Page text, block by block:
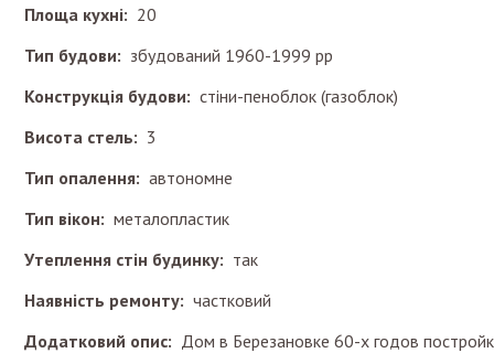
Площа кухні: 20
Тип будови: збудований 1960-1999 рр
Конструкція будови: стіни-пеноблок (газоблок)
Висота стель: 3
Тип опалення: автономне
Тип вікон: металопластик
Утеплення стін будинку: так
Наявність ремонту: частковий
Додатковий опис: Дом в Березановке 60-х годов